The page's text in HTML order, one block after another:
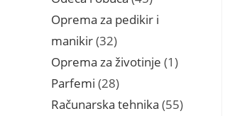
proizvoda
Oprema za pedikir i
manikir 3232
proizvoda
Oprema za životinje 1 1
Parfemi 2828
proizvoda
Računarska tehnika 5555